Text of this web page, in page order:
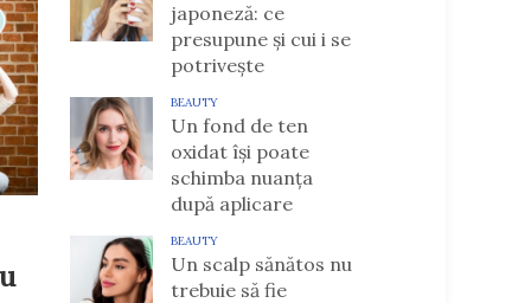
japoneză: ce
presupune și cui i se
potrivește
BEAUTY
Un fond de ten
oxidat își poate
schimba nuanța
după aplicare
BEAUTY
Un scalp sănătos nu
trebuie să fie